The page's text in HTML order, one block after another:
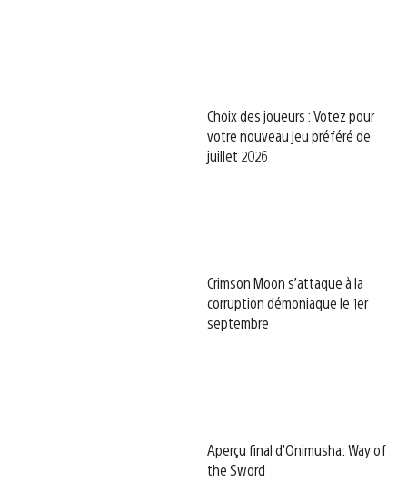
Choix des joueurs : Votez pour
votre nouveau jeu préféré de
juillet 2026
Crimson Moon s’attaque à la
corruption démoniaque le 1er
septembre
Aperçu final d’Onimusha: Way of
the Sword